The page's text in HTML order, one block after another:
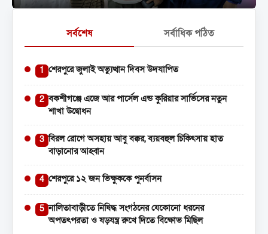
সর্বশেষ সর্বাধিক পঠিত
1 শেরপুরে জুলাই অভ্যুত্থান দিবস উদযাপিত
2 বকশীগঞ্জে এজে আর পার্সেল এন্ড কুরিয়ার সার্ভিসের নতুন
শাখা উদ্বোধন
3 বিরল রোগে অসহায় আবু বক্কর, ব্যয়বহুল চিকিৎসায় হাত
বাড়ানোর আহ্বান
4 শেরপুরে ১২ জন ভিক্ষুককে পুনর্বাসন
5 নালিতাবাড়ীতে নিষিদ্ধ সংগঠনের যেকোনো ধরনের
অপতৎপরতা ও ষড়যন্ত্র রুখে দিতে বিক্ষোভ মিছিল